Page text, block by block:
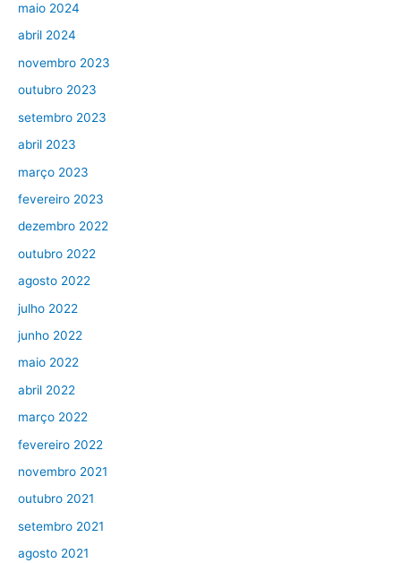
maio 2024
abril 2024
novembro 2023
outubro 2023
setembro 2023
abril 2023
março 2023
fevereiro 2023
dezembro 2022
outubro 2022
agosto 2022
julho 2022
junho 2022
maio 2022
abril 2022
março 2022
fevereiro 2022
novembro 2021
outubro 2021
setembro 2021
agosto 2021